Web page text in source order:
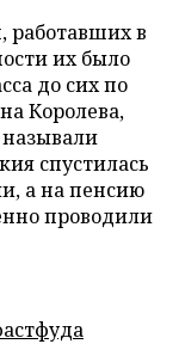
работавших в
их было
до сих по
Королева,
называли
спустилась
а на пенсию
проводили